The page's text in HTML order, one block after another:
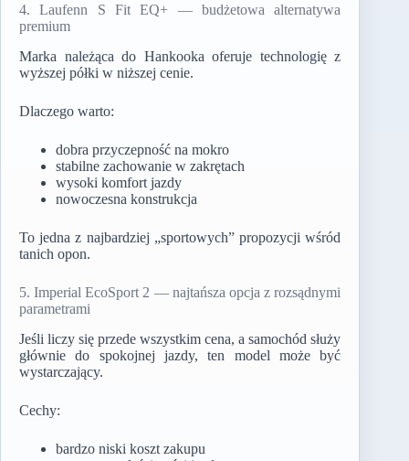
4. Laufenn S Fit EQ+ — budżetowa alternatywa
premium
Marka należąca do Hankooka oferuje technologię z
wyższej półki w niższej cenie.
Dlaczego warto:
dobra przyczepność na mokro
stabilne zachowanie w zakrętach
wysoki komfort jazdy
nowoczesna konstrukcja
To jedna z najbardziej „sportowych” propozycji wśród
tanich opon.
5. Imperial EcoSport 2 — najtańsza opcja z rozsądnymi
parametrami
Jeśli liczy się przede wszystkim cena, a samochód służy
głównie do spokojnej jazdy, ten model może być
wystarczający.
Cechy:
bardzo niski koszt zakupu